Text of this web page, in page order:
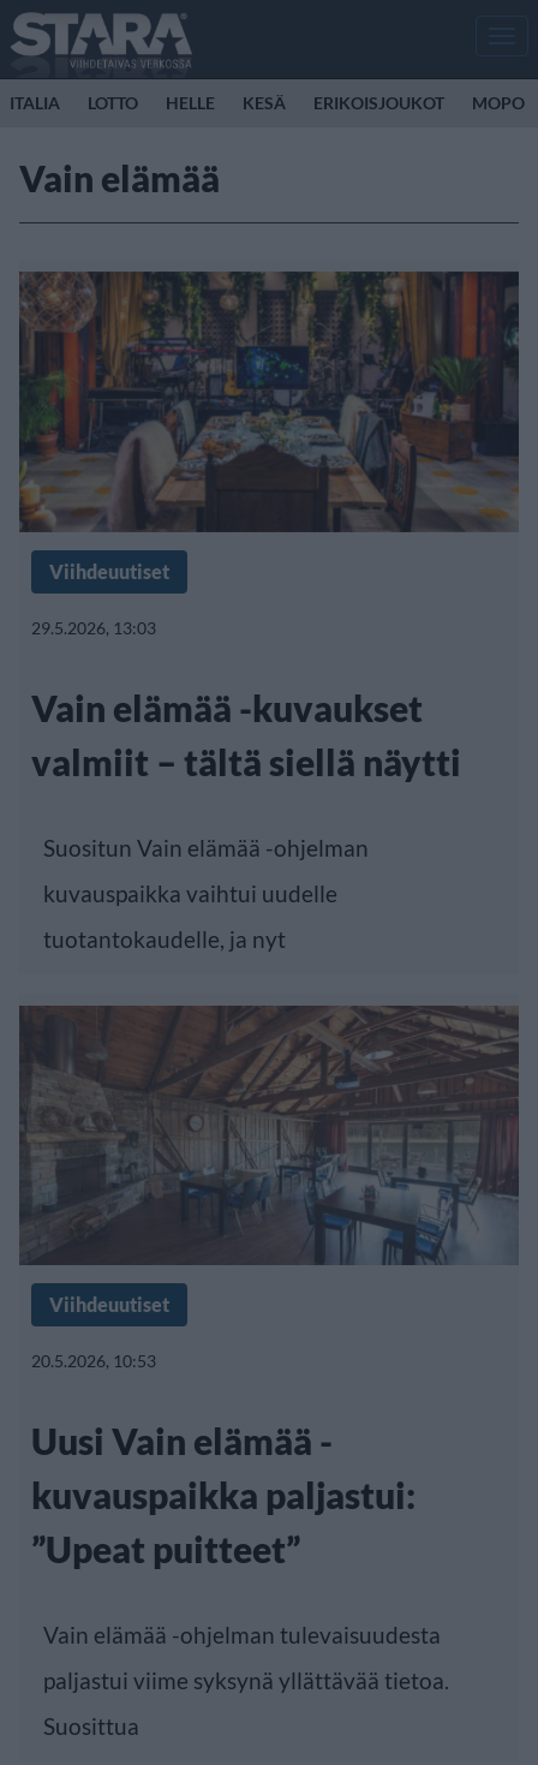
ITALIA LOTTO HELLE KESÄ ERIKOISJOUKOT MOPO
Vain elämää
Viihdeuutiset
29.5.2026, 13:03
Vain elämää -kuvaukset
valmiit – tältä siellä näytti
Suositun Vain elämää -ohjelman
kuvauspaikka vaihtui uudelle
tuotantokaudelle, ja nyt
Viihdeuutiset
20.5.2026, 10:53
Uusi Vain elämää -
kuvauspaikka paljastui:
”Upeat puitteet”
Vain elämää -ohjelman tulevaisuudesta
paljastui viime syksynä yllättävää tietoa.
Suosittua